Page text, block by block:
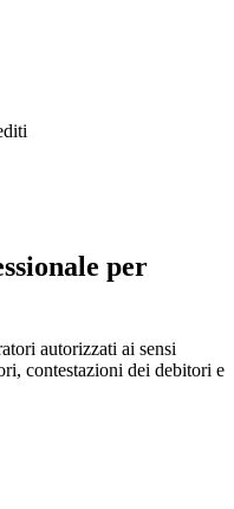
per
autorizzati ai sensi
contestazioni dei debitori e